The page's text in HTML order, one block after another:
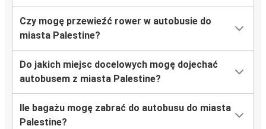
Czy mogę przewieźć rower w autobusie do
miasta Palestine?
Do jakich miejsc docelowych mogę dojechać
autobusem z miasta Palestine?
Ile bagażu mogę zabrać do autobusu do miasta
Palestine?